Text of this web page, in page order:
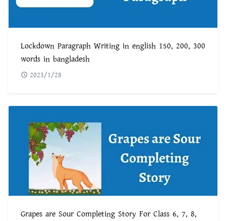
Lockdown Paragraph Writing in english 150, 200, 300
words in bangladesh
2023/1/28
Grapes are Sour Completing Story For Class 6, 7, 8,